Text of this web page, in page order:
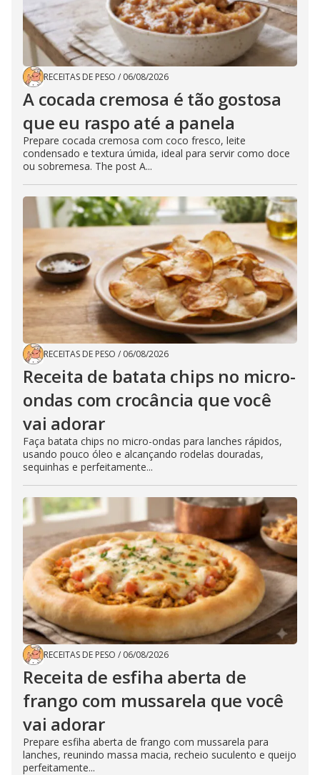
RECEITAS DE PESO / 06/08/2026
A cocada cremosa é tão gostosa
que eu raspo até a panela
Prepare cocada cremosa com coco fresco, leite
condensado e textura úmida, ideal para servir como doce
ou sobremesa. The post A...
RECEITAS DE PESO / 06/08/2026
Receita de batata chips no micro-
ondas com crocância que você
vai adorar
Faça batata chips no micro-ondas para lanches rápidos,
usando pouco óleo e alcançando rodelas douradas,
sequinhas e perfeitamente...
RECEITAS DE PESO / 06/08/2026
Receita de esfiha aberta de
frango com mussarela que você
vai adorar
Prepare esfiha aberta de frango com mussarela para
lanches, reunindo massa macia, recheio suculento e queijo
perfeitamente...